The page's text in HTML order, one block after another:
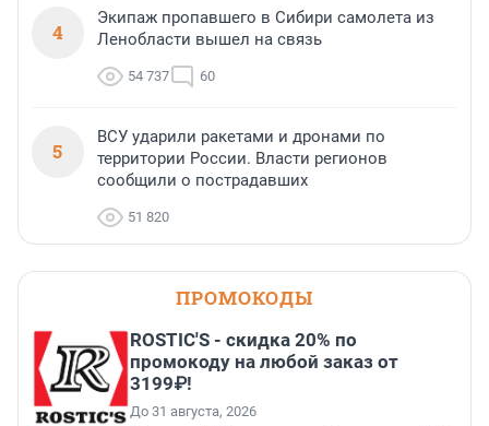
4
Экипаж пропавшего в Сибири самолета из
Ленобласти вышел на связь
54 737 60
5
ВСУ ударили ракетами и дронами по
территории России. Власти регионов
сообщили о пострадавших
51 820
ПРОМОКОДЫ
ROSTIC'S - скидка 20% по
промокоду на любой заказ от
3199₽!
До 31 августа, 2026